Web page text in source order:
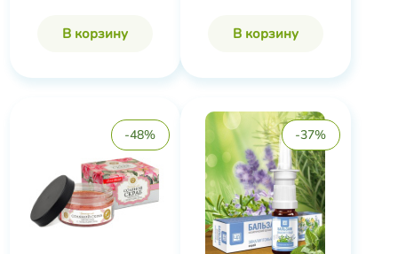
В корзину В корзину
-48% -37%